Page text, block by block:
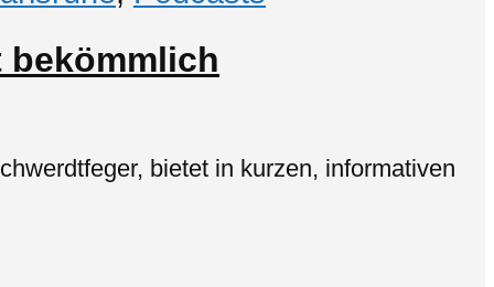
bekömmlich
bietet in kurzen, informativen